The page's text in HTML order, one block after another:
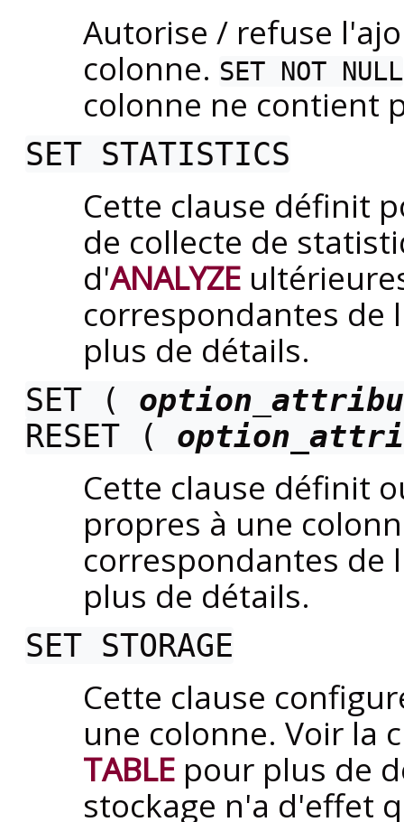
Autorise / refuse
colonne. SET NOT NULL
colonne ne contient
SET STATISTICS
Cette clause définit
de collecte de
d'ANALYZE
correspondantes
plus de détails.
SET (
RESET (
Cette clause définit
propres à une
correspondantes
plus de détails.
SET STORAGE
Cette clause
une colonne. Voir la
TABLE pour plus de
stockage n'a d'effet